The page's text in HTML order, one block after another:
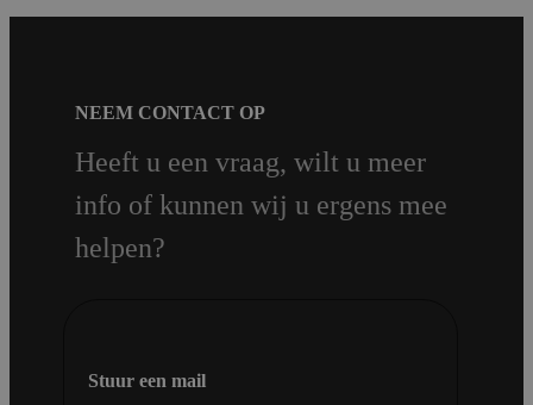
NEEM CONTACT OP
Heeft u een vraag, wilt u meer
info of kunnen wij u ergens mee
helpen?
Stuur een mail